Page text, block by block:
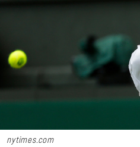
nytimes.com